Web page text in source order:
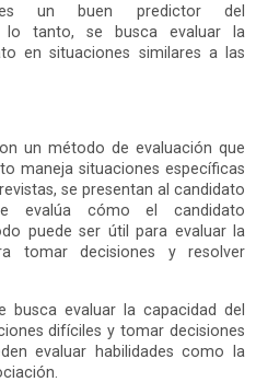
es un buen predictor del
lo tanto, se busca evaluar la
en situaciones similares a las
un método de evaluación que
maneja situaciones específicas
se presentan al candidato
evalúa cómo el candidato
puede ser útil para evaluar la
tomar decisiones y resolver
busca evaluar la capacidad del
difíciles y tomar decisiones
evaluar habilidades como la